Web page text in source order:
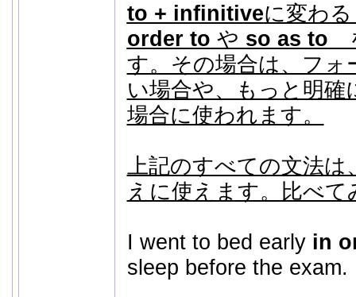
to + infinitiveに変わ
order to や so as to
す。その場合は、フォ
い場合や、もっと明確
場合に使われます。
上記のすべての文法
えに使えます。比べて
I went to bed early in
sleep before the exam.